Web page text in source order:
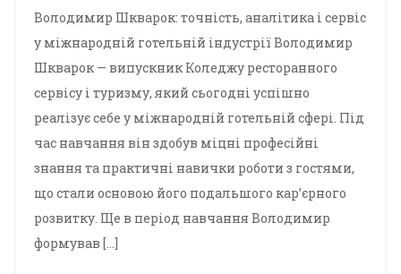
Володимир Шкварок: точність, аналітика і сервіс
у міжнародній готельній індустрії Володимир
Шкварок — випускник Коледжу ресторанного
сервісу і туризму, який сьогодні успішно
реалізує себе у міжнародній готельній сфері. Під
час навчання він здобув міцні професійні
знання та практичні навички роботи з гостями,
що стали основою його подальшого кар’єрного
розвитку. Ще в період навчання Володимир
формував […]